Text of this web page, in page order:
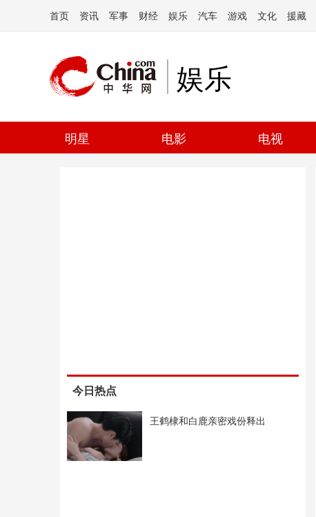
首页 资讯 军事 财经 娱乐 汽车 游戏 文化 援藏
娱乐
明星 电影 电视
今日热点
王鹤棣和白鹿亲密戏份释出